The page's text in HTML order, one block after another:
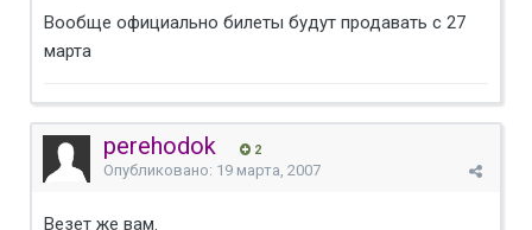
Вообще официально билеты будут продавать с 27
марта
perehodok 2
Опубликовано: 19 марта, 2007
Везет же вам.